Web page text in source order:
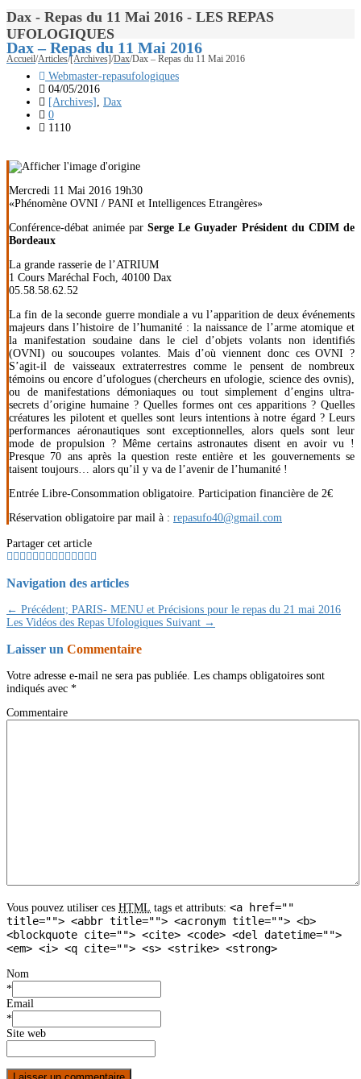
Dax - Repas du 11 Mai 2016 - LES REPAS
UFOLOGIQUES
Accueil/Articles/[Archives]/Dax/Dax – Repas du 11 Mai 2016
Dax – Repas du 11 Mai 2016
Webmaster-repasufologiques
04/05/2016
[Archives] , Dax
0
1110
Mercredi 11 Mai 2016 19h30
«Phénomène OVNI / PANI et Intelligences Etrangères»
Conférence-débat animée par Serge Le Guyader Président du CDIM de
Bordeaux
La grande rasserie de l’ATRIUM
1 Cours Maréchal Foch, 40100 Dax
05.58.58.62.52
La fin de la seconde guerre mondiale a vu l’apparition de deux événements
majeurs dans l’histoire de l’humanité : la naissance de l’arme atomique et
la manifestation soudaine dans le ciel d’objets volants non identifiés
(OVNI) ou soucoupes volantes. Mais d’où viennent donc ces OVNI ?
S’agit-il de vaisseaux extraterrestres comme le pensent de nombreux
témoins ou encore d’ufologues (chercheurs en ufologie, science des ovnis),
ou de manifestations démoniaques ou tout simplement d’engins ultra-
secrets d’origine humaine ? Quelles formes ont ces apparitions ? Quelles
créatures les pilotent et quelles sont leurs intentions à notre égard ? Leurs
performances aéronautiques sont exceptionnelles, alors quels sont leur
mode de propulsion ? Même certains astronautes disent en avoir vu !
Presque 70 ans après la question reste entière et les gouvernements se
taisent toujours… alors qu’il y va de l’avenir de l’humanité !
Entrée Libre-Consommation obligatoire. Participation financière de 2€
Réservation obligatoire par mail à : repasufo40@gmail.com
Partager cet article
Navigation des articles
← Précédent; PARIS- MENU et Précisions pour le repas du 21 mai 2016
Les Vidéos des Repas Ufologiques Suivant →
Laisser un Commentaire
Votre adresse e-mail ne sera pas publiée. Les champs obligatoires sont
indiqués avec *
Commentaire
Vous pouvez utiliser ces HTML tags et attributs: <a href=""
title=""> <abbr title=""> <acronym title=""> <b>
<blockquote cite=""> <cite> <code> <del datetime="">
<em> <i> <q cite=""> <s> <strike> <strong>
Nom
*
Email
*
Site web